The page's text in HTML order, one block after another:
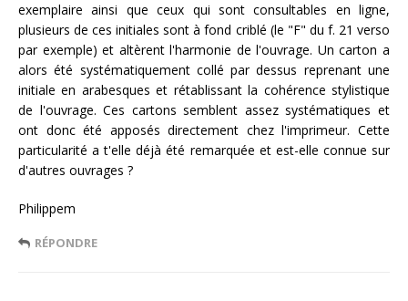
exemplaire ainsi que ceux qui sont consultables en ligne,
plusieurs de ces initiales sont à fond criblé (le "F" du f. 21 verso
par exemple) et altèrent l'harmonie de l'ouvrage. Un carton a
alors été systématiquement collé par dessus reprenant une
initiale en arabesques et rétablissant la cohérence stylistique
de l'ouvrage. Ces cartons semblent assez systématiques et
ont donc été apposés directement chez l'imprimeur. Cette
particularité a t'elle déjà été remarquée et est-elle connue sur
d'autres ouvrages ?
Philippem
RÉPONDRE